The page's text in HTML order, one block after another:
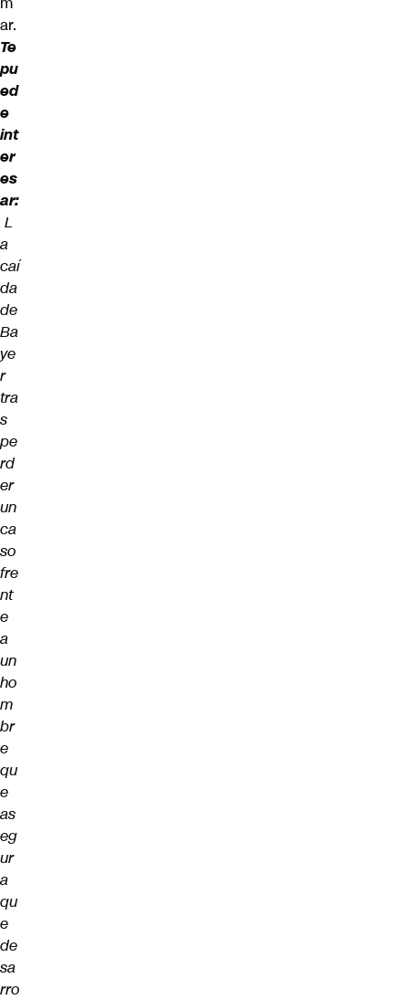
ar.
Te
pu
ed
e
int
er
es
ar:
L
a
caí
da
de
Ba
ye
r
tra
s
pe
rd
er
un
ca
so
fre
nt
e
a
un
ho
m
br
e
qu
e
as
eg
ur
a
qu
e
de
sa
rro